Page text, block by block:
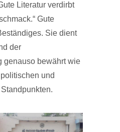
Literatur verdirbt
Gute
Sie dient
der
genauso bewährt wie
und